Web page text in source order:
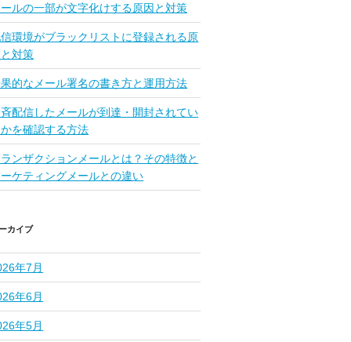
ールの一部が文字化けする原因と対策
環境がブラックリストに登録される原
対策
的なメール署名の書き方と運用方法
配信したメールが到達・開封されてい
を確認する方法
ランザクションメールとは？その特徴と
ケティングメールとの違い
カイブ
年7月
年6月
年5月